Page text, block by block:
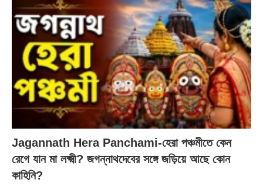
Jagannath Hera Panchami-হেরা পঞ্চমীতে কেন
রেগে যান মা লক্ষ্মী? জগন্নাথদেবের সঙ্গে জড়িয়ে আছে কোন
কাহিনি?